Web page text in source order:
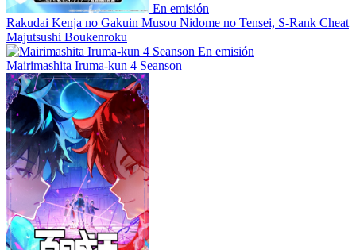
En emisión
Rakudai Kenja no Gakuin Musou Nidome no Tensei, S-Rank Cheat
Majutsushi Boukenroku
En emisión
Mairimashita Iruma-kun 4 Seanson